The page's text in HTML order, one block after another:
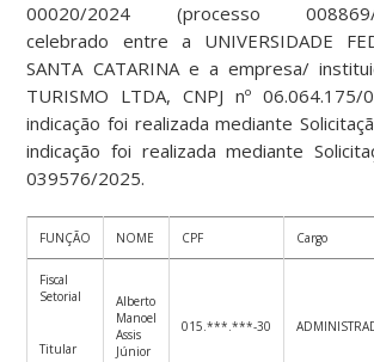
00020/2024 (processo 008869/
celebrado entre a UNIVERSIDADE
SANTA CATARINA e a empresa/
TURISMO LTDA, CNPJ nº 06.064.175/
indicação foi realizada mediante
indicação foi realizada mediante
039576/2025.
FUNÇÃO NOME CPF Cargo
Fiscal
Setorial
Titular
Alberto
Manoel
Assis
Júnior
015.***.***-30